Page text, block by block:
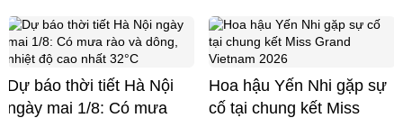
Dự báo thời tiết Hà Nội
ngày mai 1/8: Có mưa
Hoa hậu Yến Nhi gặp sự
cố tại chung kết Miss